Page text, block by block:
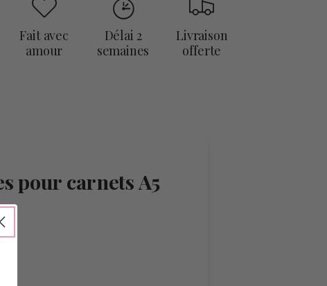
paiement
Fait avec
amour
Délai 2
semaines
Livraison
offerte
pour carnets A5